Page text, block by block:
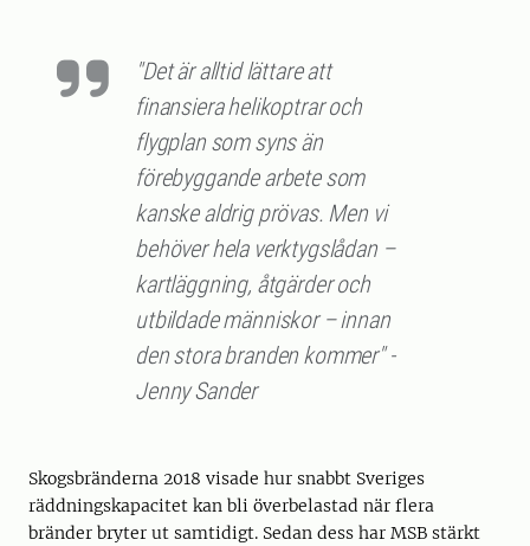
"Det är alltid lättare att
finansiera helikoptrar och
flygplan som syns än
förebyggande arbete som
kanske aldrig prövas. Men vi
behöver hela verktygslådan –
kartläggning, åtgärder och
utbildade människor – innan
den stora branden kommer" -
Jenny Sander
Skogsbränderna 2018 visade hur snabbt Sveriges
räddningskapacitet kan bli överbelastad när flera
bränder bryter ut samtidigt. Sedan dess har MSB stärkt